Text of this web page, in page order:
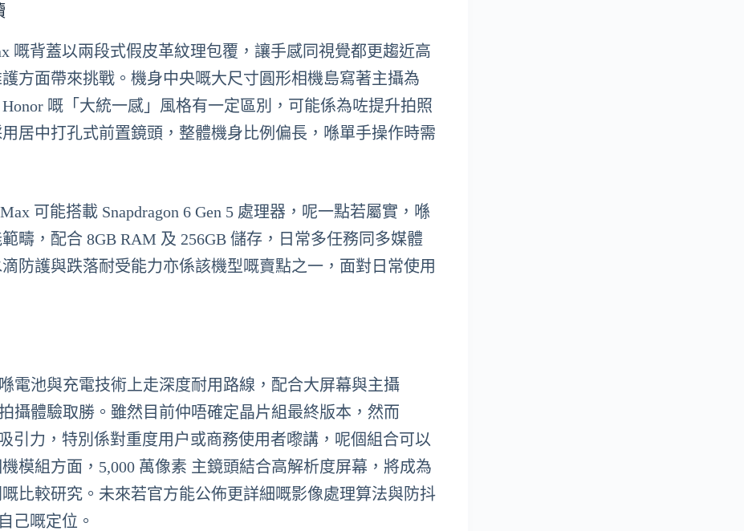
嘅背蓋以兩段式假皮革紋理包覆，讓手感同視覺都更趨近高
方面帶來挑戰。機身中央嘅大尺寸圓形相機島寫著主攝為
嘅「大統一感」風格有一定區別，可能係為咗提升拍照
居中打孔式前置鏡頭，整體機身比例偏長，喺單手操作時需
可能搭載 Snapdragon 6 Gen 5 處理器，呢一點若屬實，喺
疇，配合 8GB RAM 及 256GB 儲存，日常多任務同多媒體
防護與跌落耐受能力亦係該機型嘅賣點之一，面對日常使用
電池與充電技術上走深度耐用路線，配合大屏幕與主攝
攝體驗取勝。雖然目前仲唔確定晶片組最終版本，然而
引力，特別係對重度用户或商務使用者嚟講，呢個組合可以
模組方面，5,000 萬像素 主鏡頭結合高解析度屏幕，將成為
比較研究。未來若官方能公佈更詳細嘅影像處理算法與防抖
己嘅定位。